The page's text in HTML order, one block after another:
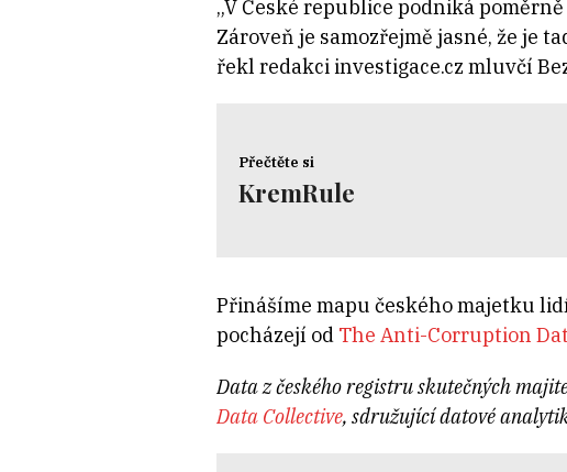
„V České republice podniká
Zároveň je samozřejmě jasné, že je
řekl redakci investigace.cz mluvčí
Přečtěte si
KremRule
Přinášíme mapu českého majetku
pocházejí od The Anti-Corruption
Data z českého registru skutečných
Data Collective, sdružující datové